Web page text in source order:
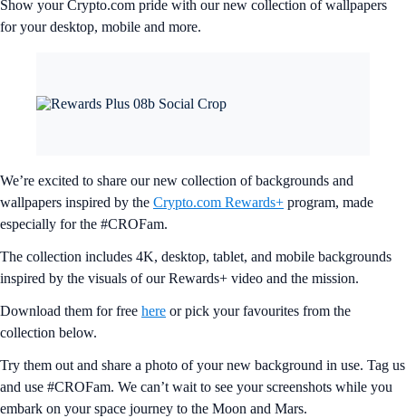
Show your Crypto.com pride with our new collection of wallpapers
for your desktop, mobile and more.
We’re excited to share our new collection of backgrounds and
wallpapers inspired by the Crypto.com Rewards+ program, made
especially for the #CROFam.
The collection includes 4K, desktop, tablet, and mobile backgrounds
inspired by the visuals of our Rewards+ video and the mission.
Download them for free here or pick your favourites from the
collection below.
Try them out and share a photo of your new background in use. Tag us
and use #CROFam. We can’t wait to see your screenshots while you
embark on your space journey to the Moon and Mars.